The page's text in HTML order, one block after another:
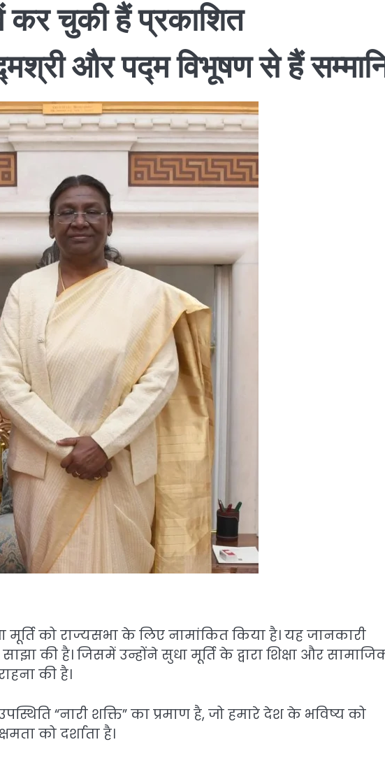
कर चुकी हैं प्रकाशित
और पद्म विभूषण से हैं
मूर्ति को राज्यसभा के लिए नामांकित किया है। यह जानकारी
की है। जिसमें उन्होंने सुधा मूर्ति के द्वारा शिक्षा और
की है।
“नारी शक्ति” का प्रमाण है, जो हमारे देश के भविष्य को
को दर्शाता है।